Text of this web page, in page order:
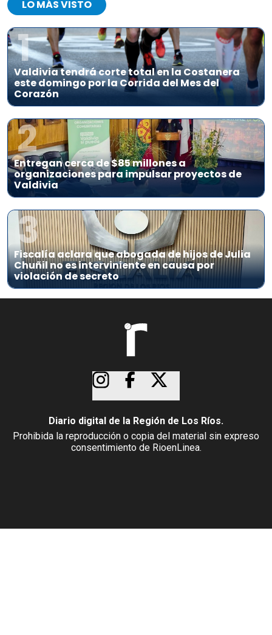
LO MÁS VISTO
1
Valdivia tendrá corte total en la Costanera
este domingo por la Corrida del Mes del
Corazón
2
Entregan cerca de $85 millones a
organizaciones para impulsar proyectos de
Valdivia
3
Fiscalía aclara que abogada de hijos de Julia
Chuñil no es interviniente en causa por
violación de secreto
Diario digital de la Región de Los Ríos.
Prohibida la reproducción o copia del material sin expreso
consentimiento de RioenLinea.